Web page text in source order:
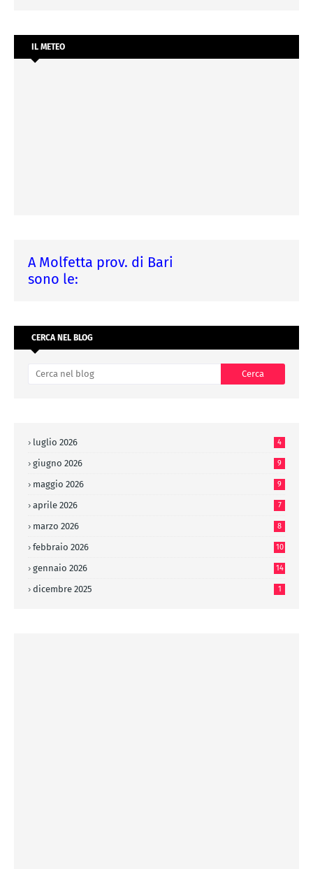
IL METEO
A Molfetta prov. di Bari
sono le:
CERCA NEL BLOG
luglio 2026 4
giugno 2026 9
maggio 2026 9
aprile 2026 7
marzo 2026 8
febbraio 2026 10
gennaio 2026 14
dicembre 2025 1